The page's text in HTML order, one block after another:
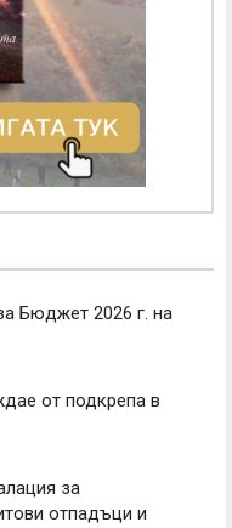
Бюджет 2026 г. на
от подкрепа в
за
отпадъци и